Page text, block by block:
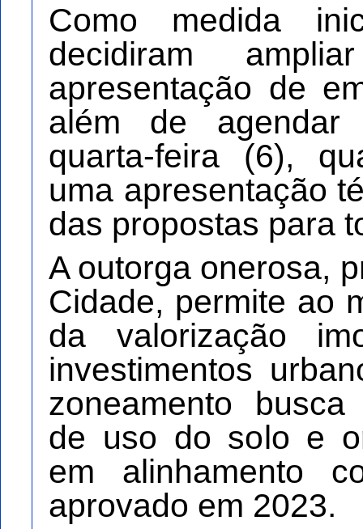
Como medida
decidiram
apresentação de
além de agendar
quarta-feira (6),
uma apresentação
das propostas para
A outorga onerosa,
Cidade, permite ao
da valorização
investimentos
zoneamento
de uso do solo e
em alinhamento
aprovado em 2023.